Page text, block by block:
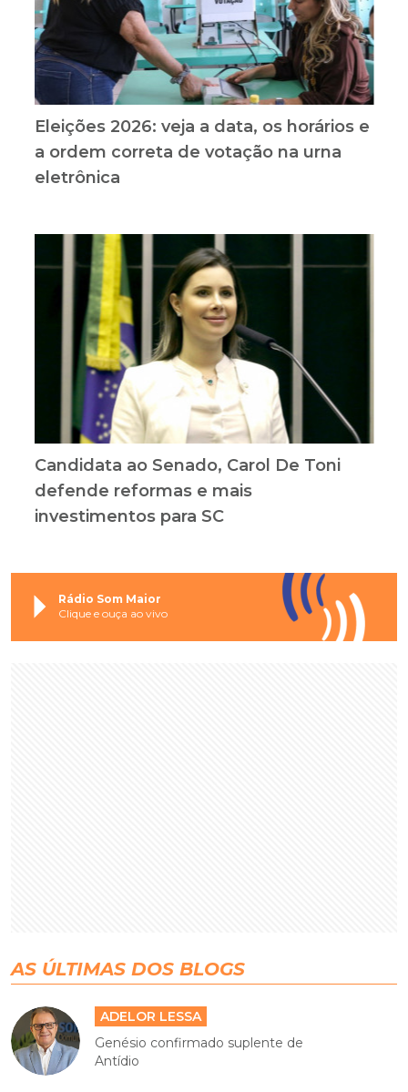
Eleições 2026: veja a data, os horários e
a ordem correta de votação na urna
eletrônica
Candidata ao Senado, Carol De Toni
defende reformas e mais
investimentos para SC
Rádio Som Maior
Clique e ouça ao vivo
AS ÚLTIMAS DOS BLOGS
ADELOR LESSA
Genésio confirmado suplente de
Antídio